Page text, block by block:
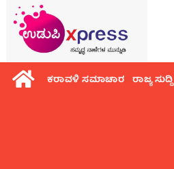
ಕರಾವಳಿ ಸಮಾಚಾರ ರಾಜ್ಯ ಸುದ್ದಿ